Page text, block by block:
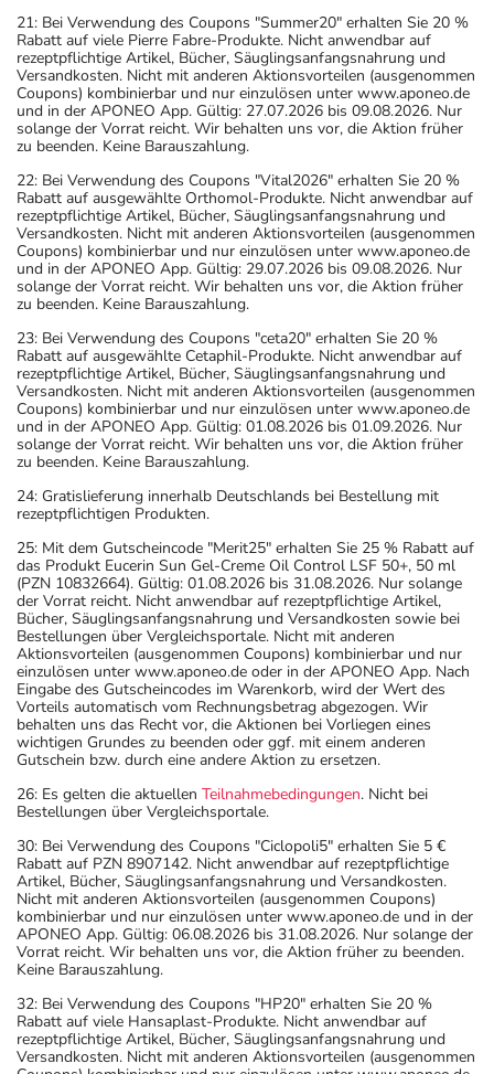
21: Bei Verwendung des Coupons "Summer20" erhalten Sie 20 %
Rabatt auf viele Pierre Fabre-Produkte. Nicht anwendbar auf
rezeptpflichtige Artikel, Bücher, Säuglingsanfangsnahrung und
Versandkosten. Nicht mit anderen Aktionsvorteilen (ausgenommen
Coupons) kombinierbar und nur einzulösen unter www.aponeo.de
und in der APONEO App. Gültig: 27.07.2026 bis 09.08.2026. Nur
solange der Vorrat reicht. Wir behalten uns vor, die Aktion früher
zu beenden. Keine Barauszahlung.
22: Bei Verwendung des Coupons "Vital2026" erhalten Sie 20 %
Rabatt auf ausgewählte Orthomol-Produkte. Nicht anwendbar auf
rezeptpflichtige Artikel, Bücher, Säuglingsanfangsnahrung und
Versandkosten. Nicht mit anderen Aktionsvorteilen (ausgenommen
Coupons) kombinierbar und nur einzulösen unter www.aponeo.de
und in der APONEO App. Gültig: 29.07.2026 bis 09.08.2026. Nur
solange der Vorrat reicht. Wir behalten uns vor, die Aktion früher
zu beenden. Keine Barauszahlung.
23: Bei Verwendung des Coupons "ceta20" erhalten Sie 20 %
Rabatt auf ausgewählte Cetaphil-Produkte. Nicht anwendbar auf
rezeptpflichtige Artikel, Bücher, Säuglingsanfangsnahrung und
Versandkosten. Nicht mit anderen Aktionsvorteilen (ausgenommen
Coupons) kombinierbar und nur einzulösen unter www.aponeo.de
und in der APONEO App. Gültig: 01.08.2026 bis 01.09.2026. Nur
solange der Vorrat reicht. Wir behalten uns vor, die Aktion früher
zu beenden. Keine Barauszahlung.
24: Gratislieferung innerhalb Deutschlands bei Bestellung mit
rezeptpflichtigen Produkten.
25: Mit dem Gutscheincode "Merit25" erhalten Sie 25 % Rabatt auf
das Produkt Eucerin Sun Gel-Creme Oil Control LSF 50+, 50 ml
(PZN 10832664). Gültig: 01.08.2026 bis 31.08.2026. Nur solange
der Vorrat reicht. Nicht anwendbar auf rezeptpflichtige Artikel,
Bücher, Säuglingsanfangsnahrung und Versandkosten sowie bei
Bestellungen über Vergleichsportale. Nicht mit anderen
Aktionsvorteilen (ausgenommen Coupons) kombinierbar und nur
einzulösen unter www.aponeo.de oder in der APONEO App. Nach
Eingabe des Gutscheincodes im Warenkorb, wird der Wert des
Vorteils automatisch vom Rechnungsbetrag abgezogen. Wir
behalten uns das Recht vor, die Aktionen bei Vorliegen eines
wichtigen Grundes zu beenden oder ggf. mit einem anderen
Gutschein bzw. durch eine andere Aktion zu ersetzen.
26: Es gelten die aktuellen Teilnahmebedingungen. Nicht bei
Bestellungen über Vergleichsportale.
30: Bei Verwendung des Coupons "Ciclopoli5" erhalten Sie 5 €
Rabatt auf PZN 8907142. Nicht anwendbar auf rezeptpflichtige
Artikel, Bücher, Säuglingsanfangsnahrung und Versandkosten.
Nicht mit anderen Aktionsvorteilen (ausgenommen Coupons)
kombinierbar und nur einzulösen unter www.aponeo.de und in der
APONEO App. Gültig: 06.08.2026 bis 31.08.2026. Nur solange der
Vorrat reicht. Wir behalten uns vor, die Aktion früher zu beenden.
Keine Barauszahlung.
32: Bei Verwendung des Coupons "HP20" erhalten Sie 20 %
Rabatt auf viele Hansaplast-Produkte. Nicht anwendbar auf
rezeptpflichtige Artikel, Bücher, Säuglingsanfangsnahrung und
Versandkosten. Nicht mit anderen Aktionsvorteilen (ausgenommen